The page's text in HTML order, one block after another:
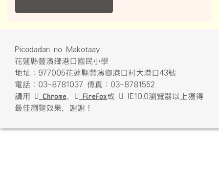
Picodadan no Makotaay
花蓮縣豐濱鄉港口國民小學
地址：977005花蓮縣豐濱鄉港口村大港口43號
電話：03-8781037 傳真：03-8781552
請用
Chrome、 FireFox或
IE10.0瀏覽器以上獲得
最佳瀏覽效果，謝謝！